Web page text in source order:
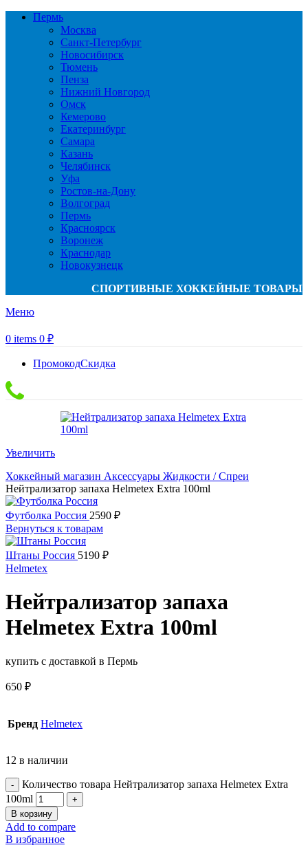
Пермь
Москва
Санкт-Петербург
Новосибирск
Тюмень
Пенза
Нижний Новгород
Омск
Кемерово
Екатеринбург
Самара
Казань
Челябинск
Уфа
Ростов-на-Дону
Волгоград
Пермь
Красноярск
Воронеж
Краснодар
Новокузнецк
СПОРТИВНЫЕ ХОККЕЙНЫЕ ТОВАРЫ
Меню
0 items 0 ₽
ПромокодСкидка
Увеличить
Хоккейный магазин Аксессуары Жидкости / Спреи
Нейтрализатор запаха Helmetex Extra 100ml
Футболка Россия 2590 ₽
Вернуться к товарам
Штаны Россия 5190 ₽
Helmetex
Нейтрализатор запаха
Helmetex Extra 100ml
купить с доставкой в Пермь
650 ₽
Бренд Helmetex
12 в наличии
Количество товара Нейтрализатор запаха Helmetex Extra
100ml
В корзину
Add to compare
В избранное